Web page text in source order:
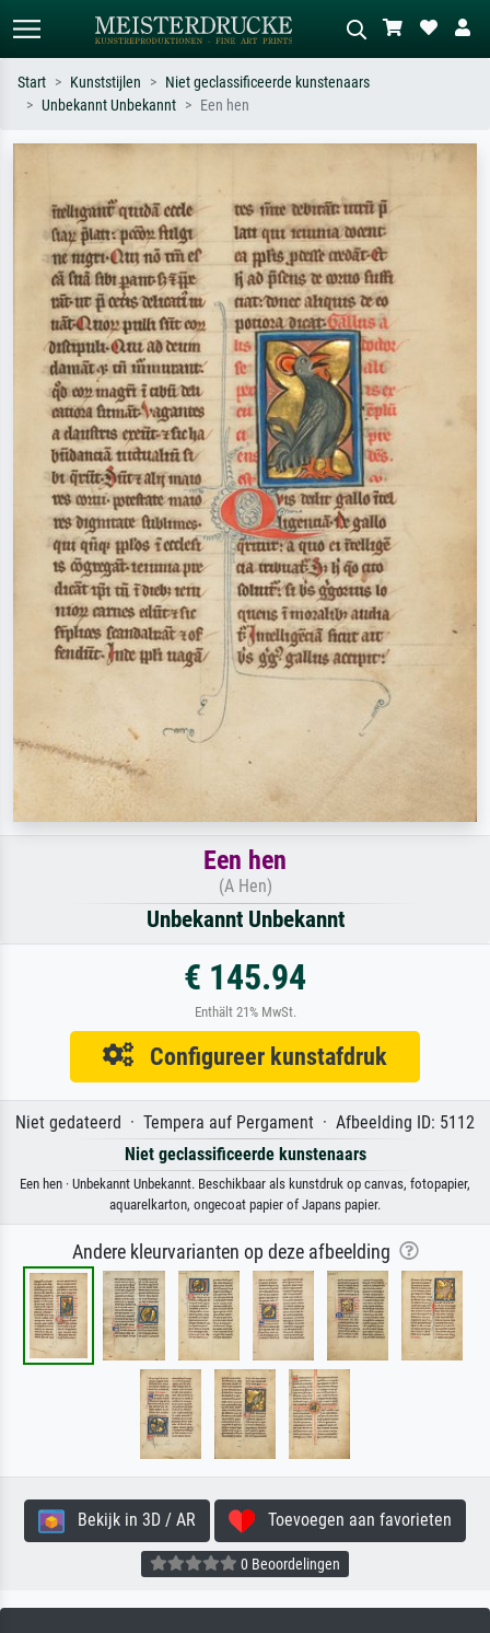
Hokusai-golf, naakt.
Beschrijf de scène – bijv. groene
olieverfschilderij, staand naakt naast
een boom.
Start Kunststijlen
Niet geclassificeerde kunstenaars
Unbekannt Unbekannt
Een hen
Een hen
(A Hen)
Unbekannt Unbekannt
€ 145.94
Enthält 21% MwSt.
Configureer kunstafdruk
Niet gedateerd · Tempera auf Pergament · Afbeelding ID: 5112
Niet geclassificeerde kunstenaars
Een hen · Unbekannt Unbekannt. Beschikbaar als kunstdruk op canvas, fotopapier,
aquarelkarton, ongecoat papier of Japans papier.
Andere kleurvarianten op deze afbeelding
Bekijk in 3D / AR Toevoegen aan favorieten
0 Beoordelingen